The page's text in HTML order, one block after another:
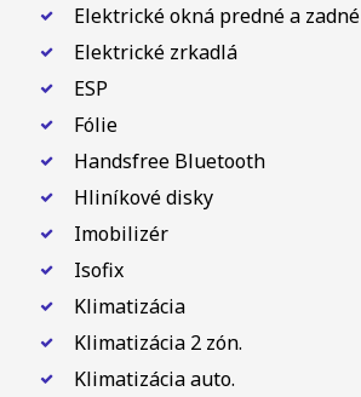
Elektrické okná predné a zadné
Elektrické zrkadlá
ESP
Fólie
Handsfree Bluetooth
Hliníkové disky
Imobilizér
Isofix
Klimatizácia
Klimatizácia 2 zón.
Klimatizácia auto.